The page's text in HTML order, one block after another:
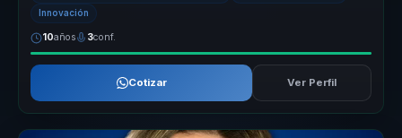
Innovación
10años 3conf.
Cotizar Ver Perfil